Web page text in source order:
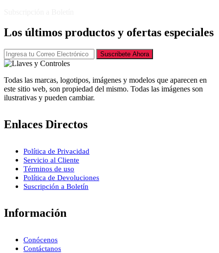
Los últimos productos y ofertas especiales
Suscribete Ahora
Todas las marcas, logotipos, imágenes y modelos que aparecen en
este sitio web, son propiedad del mismo. Todas las imágenes son
ilustrativas y pueden cambiar.
Enlaces Directos
Política de Privacidad
Servicio al Cliente
Términos de uso
Política de Devoluciones
Suscripción a Boletín
Información
Conócenos
Contáctanos